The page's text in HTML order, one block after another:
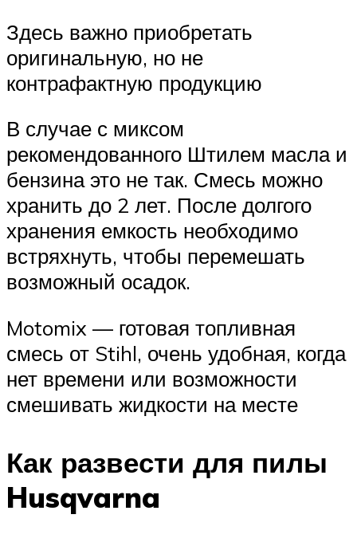
Здесь важно приобретать
оригинальную, но не
контрафактную продукцию
В случае с миксом
рекомендованного Штилем масла и
бензина это не так. Смесь можно
хранить до 2 лет. После долгого
хранения емкость необходимо
встряхнуть, чтобы перемешать
возможный осадок.
Motomix — готовая топливная
смесь от Stihl, очень удобная, когда
нет времени или возможности
смешивать жидкости на месте
Как развести для пилы
Husqvarna